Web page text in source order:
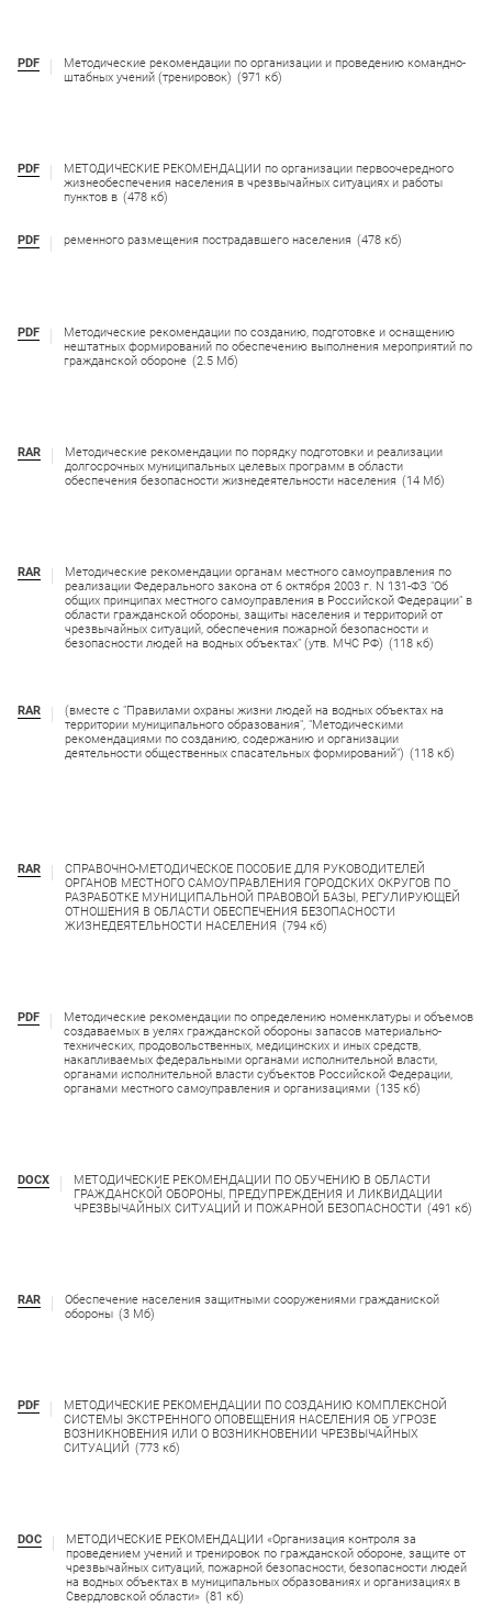
PDF
Методические рекомендации по организации и проведению командно-
штабных учений (тренировок) (971 кб)
PDF
МЕТОДИЧЕСКИЕ РЕКОМЕНДАЦИИ по организации первоочередного
жизнеобеспечения населения в чрезвычайных ситуациях и работы
пунктов в (478 кб)
PDF ременного размещения пострадавшего населения (478 кб)
PDF
Методические рекомендации по созданию, подготовке и оснащению
нештатных формирований по обеспечению выполнения мероприятий по
гражданской обороне (2.5 Мб)
RAR
Методические рекомендации по порядку подготовки и реализации
долгосрочных муниципальных целевых программ в области
обеспечения безопасности жизнедеятельности населения (14 Мб)
RAR
Методические рекомендации органам местного самоуправления по
реализации Федерального закона от 6 октября 2003 г. N 131-ФЗ "Об
общих принципах местного самоуправления в Российской Федерации" в
области гражданской обороны, защиты населения и территорий от
чрезвычайных ситуаций, обеспечения пожарной безопасности и
безопасности людей на водных объектах" (утв. МЧС РФ) (118 кб)
RAR
(вместе с "Правилами охраны жизни людей на водных объектах на
территории муниципального образования", "Методическими
рекомендациями по созданию, содержанию и организации
деятельности общественных спасательных формирований") (118 кб)
RAR
СПРАВОЧНО-МЕТОДИЧЕСКОЕ ПОСОБИЕ ДЛЯ РУКОВОДИТЕЛЕЙ
ОРГАНОВ МЕСТНОГО САМОУПРАВЛЕНИЯ ГОРОДСКИХ ОКРУГОВ ПО
РАЗРАБОТКЕ МУНИЦИПАЛЬНОЙ ПРАВОВОЙ БАЗЫ, РЕГУЛИРУЮЩЕЙ
ОТНОШЕНИЯ В ОБЛАСТИ ОБЕСПЕЧЕНИЯ БЕЗОПАСНОСТИ
ЖИЗНЕДЕЯТЕЛЬНОСТИ НАСЕЛЕНИЯ (794 кб)
PDF
Методические рекомендации по определению номенклатуры и объемов
создаваемых в уелях гражданской обороны запасов материально-
технических, продовольственных, медицинских и иных средств,
накапливаемых федеральными органами исполнительной власти,
органами исполнительной власти субъектов Российской Федерации,
органами местного самоуправления и организациями (135 кб)
DOCX
МЕТОДИЧЕСКИЕ РЕКОМЕНДАЦИИ ПО ОБУЧЕНИЮ В ОБЛАСТИ
ГРАЖДАНСКОЙ ОБОРОНЫ, ПРЕДУПРЕЖДЕНИЯ И ЛИКВИДАЦИИ
ЧРЕЗВЫЧАЙНЫХ СИТУАЦИЙ И ПОЖАРНОЙ БЕЗОПАСНОСТИ (491 кб)
RAR
Обеспечение населения защитными сооружениями гражданиской
обороны (3 Мб)
PDF
МЕТОДИЧЕСКИЕ РЕКОМЕНДАЦИИ ПО СОЗДАНИЮ КОМПЛЕКСНОЙ
СИСТЕМЫ ЭКСТРЕННОГО ОПОВЕЩЕНИЯ НАСЕЛЕНИЯ ОБ УГРОЗЕ
ВОЗНИКНОВЕНИЯ ИЛИ О ВОЗНИКНОВЕНИИ ЧРЕЗВЫЧАЙНЫХ
СИТУАЦИЙ (773 кб)
DOC
МЕТОДИЧЕСКИЕ РЕКОМЕНДАЦИИ «Организация контроля за
проведением учений и тренировок по гражданской обороне, защите от
чрезвычайных ситуаций, пожарной безопасности, безопасности людей
на водных объектах в муниципальных образованиях и организациях в
Свердловской области» (81 кб)